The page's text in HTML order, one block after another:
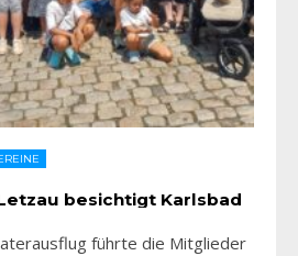
besichtigt Karlsbad
führte die Mitglieder